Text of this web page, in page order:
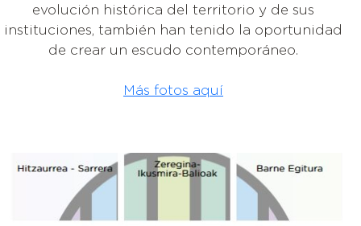
evolución histórica del territorio y de sus
instituciones, también han tenido la oportunidad
de crear un escudo contemporáneo.
Más fotos aquí